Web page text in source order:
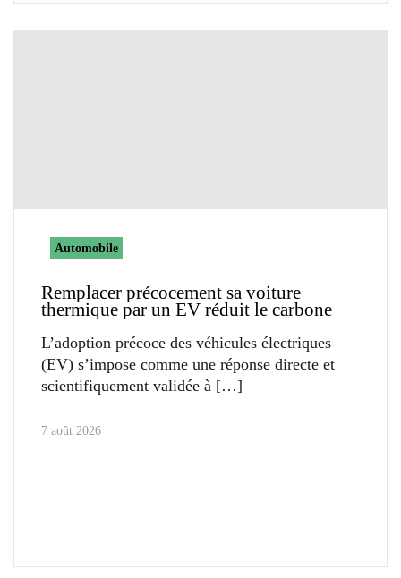
Automobile
Remplacer précocement sa voiture
thermique par un EV réduit le carbone
L’adoption précoce des véhicules électriques
(EV) s’impose comme une réponse directe et
scientifiquement validée à
7 août 2026